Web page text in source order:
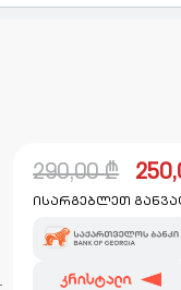
290,00₾
ისარგებლეთ